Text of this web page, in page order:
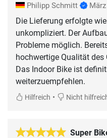
Philipp Schmitt
Die Lieferung erfolgte
unkompliziert. Der
Probleme möglich.
hochwertige Qualität des
Das Indoor Bike ist
weiterzuempfehlen.
Hilfreich • Nicht
Super